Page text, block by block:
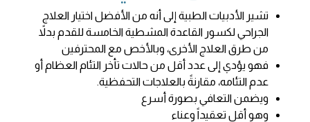
تشير الأدبيات الطبية إلى أنه من الأفضل اختيار العلاج
الجراحي لكسور القاعدة المشطية الخامسة للقدم بدلاً
من طرق العلاج الأخرى، وبالأخص مع المحترفين
فهو يؤدي إلى عدد أقل من حالات تأخر التئام العظام أو
عدم التئامه، مقارنةً بالعلاجات التحفظية.
ويضمن التعافي بصورة أسرع
وهو أقل تعقيداً وعناء